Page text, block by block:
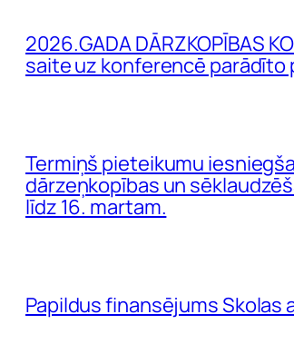
2026.GADA DĀRZKOPĪBAS
saite uz konferencē
Termiņš pieteikumu
dārzeņkopības un
līdz 16. martam.
Papildus finansējums Skolas